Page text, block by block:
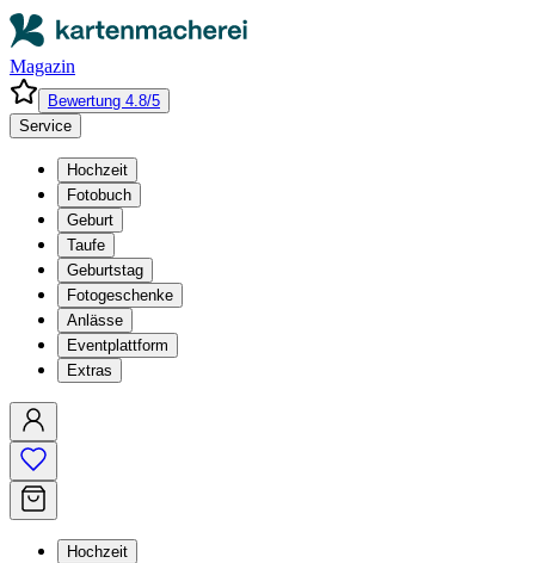
Magazin
Bewertung 4.8/5
Service
Hochzeit
Fotobuch
Geburt
Taufe
Geburtstag
Fotogeschenke
Anlässe
Eventplattform
Extras
Hochzeit